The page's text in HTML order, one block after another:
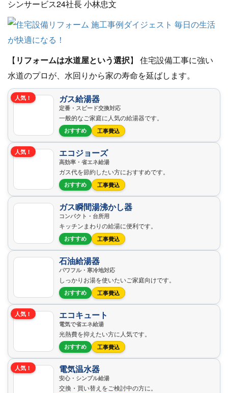
【 リフォームは水道屋という選択】 住宅設備工事に強い
水道のプロが、水回りから家の寿命を延ばします。
人気！ ガス給湯器
定番・スピード交換対応
一般的なご家庭に人気の給湯器です。
おすすめ 工事費込
人気！ エコジョーズ
高効率・省エネ給湯
ガス代を節約したい方におすすめです。
おすすめ 工事費込
ガス瞬間湯沸かし器
コンパクト・台所用
キッチンまわりの給湯に便利です。
おすすめ 工事費込
石油給湯器
パワフル・寒冷地対応
しっかりお湯を使いたいご家庭向けです。
おすすめ 工事費込
人気！ エコキュート
電気で省エネ給湯
光熱費を抑えたい方に人気です。
おすすめ 工事費込
人気！ 電気温水器
安心・シンプル給湯
交換・買い替えをご検討中の方に。